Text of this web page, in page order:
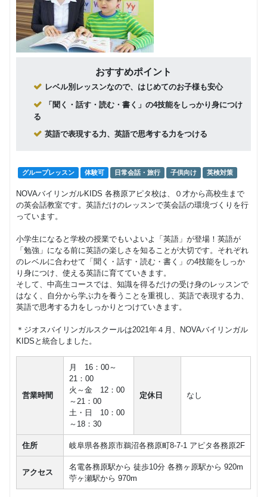
おすすめポイント
レベル別レッスンなので、はじめてのお子様も安心
「聞く・話す・読む・書く」の4技能をしっかり身につけ
る
英語で表現する力、英語で思考する力をつける
グループレッスン 体験可 日常会話・旅行 子供向け 英検対策
NOVAバイリンガルKIDS 各務原アピタ校は、０才から高校生まで
の英会話教室です。英語だけのレッスンで英会話の環境づくりを行
っています。
小学生になると学校の授業でもいよいよ「英語」が登場！英語が
「勉強」になる前に英語の楽しさを知ることが大切です。それぞれ
のレベルに合わせて「聞く・話す・読む・書く」の4技能をしっか
り身につけ、使える英語に育てていきます。
そして、中高生コースでは、知識を得るだけの受け身のレッスンで
はなく、自分から学ぶ力を養うことを重視し、英語で表現する力、
英語で思考する力をしっかりとつけていきます。
＊ジオスバイリンガルスクールは2021年４月、NOVAバイリンガル
KIDSと統合しました。
営業時間
月 16：00～
21：00
火～金 12：00
～21：00
土・日 10：00
～18：30
定休日 なし
住所 岐阜県各務原市鵜沼各務原町8-7-1 アピタ各務原2F
アクセス
名電各務原駅から 徒歩10分 各務ヶ原駅から 920m
苧ヶ瀬駅から 970m